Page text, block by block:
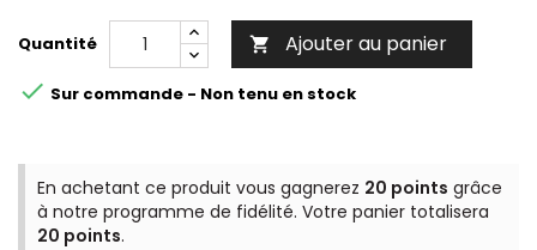
Quantité  Ajouter au panier
 Sur commande - Non tenu en stock
En achetant ce produit vous gagnerez 20 points grâce
à notre programme de fidélité. Votre panier totalisera
20 points.